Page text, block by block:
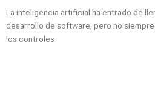
La inteligencia artificial ha entrado de
desarrollo de software, pero no
los controles